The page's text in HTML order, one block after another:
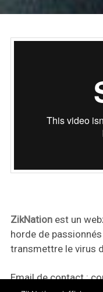
ZikNationest un
horde de
transmettre le virus
Email de contact :